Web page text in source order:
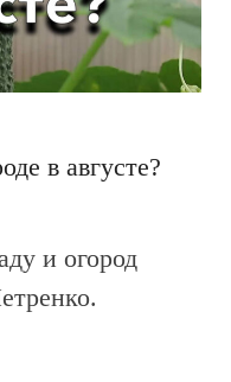
в августе?
и огород